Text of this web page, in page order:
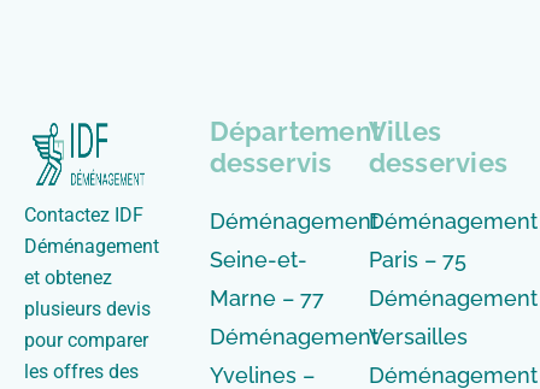
Contactez IDF
Déménagement
et obtenez
plusieurs devis
pour comparer
les offres des
Département
desservis
Déménagement
Seine-et-
Marne – 77
Déménagement
Yvelines –
Villes
desservies
Déménagement
Paris – 75
Déménagement
Versailles
Déménagement